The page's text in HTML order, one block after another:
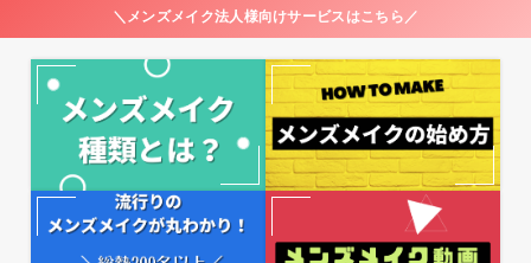
＼メンズメイク法人様向けサービスはこちら／